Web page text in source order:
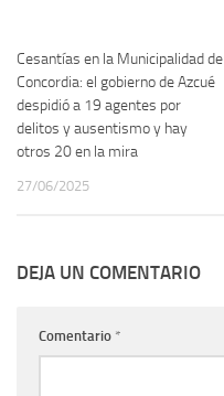
Cesantías en la Municipalidad de
Concordia: el gobierno de Azcué
despidió a 19 agentes por
delitos y ausentismo y hay
otros 20 en la mira
27/06/2025
DEJA UN COMENTARIO
Comentario *